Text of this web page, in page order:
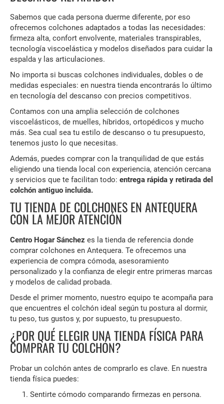
Sabemos que cada persona duerme diferente, por eso
ofrecemos colchones adaptados a todas las necesidades:
firmeza alta, confort envolvente, materiales transpirables,
tecnología viscoelástica y modelos diseñados para cuidar la
espalda y las articulaciones.
No importa si buscas colchones individuales, dobles o de
medidas especiales: en nuestra tienda encontrarás lo último
en tecnología del descanso con precios competitivos.
Contamos con una amplia selección de colchones
viscoelásticos, de muelles, híbridos, ortopédicos y mucho
más. Sea cual sea tu estilo de descanso o tu presupuesto,
tenemos justo lo que necesitas.
Además, puedes comprar con la tranquilidad de que estás
eligiendo una tienda local con experiencia, atención cercana
y servicios que te facilitan todo: entrega rápida y retirada del
colchón antiguo incluida.
TU TIENDA DE COLCHONES EN ANTEQUERA
CON LA MEJOR ATENCIÓN
Centro Hogar Sánchez es la tienda de referencia donde
comprar colchones en Antequera. Te ofrecemos una
experiencia de compra cómoda, asesoramiento
personalizado y la confianza de elegir entre primeras marcas
y modelos de calidad probada.
Desde el primer momento, nuestro equipo te acompaña para
que encuentres el colchón ideal según tu postura al dormir,
tu peso, tus gustos y, por supuesto, tu presupuesto.
¿POR QUÉ ELEGIR UNA TIENDA FÍSICA PARA
COMPRAR TU COLCHÓN?
Probar un colchón antes de comprarlo es clave. En nuestra
tienda física puedes:
Sentirte cómodo comparando firmezas en persona.